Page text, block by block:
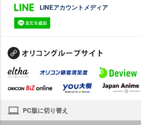
LINEアカウントメディア
PC版に切り替え